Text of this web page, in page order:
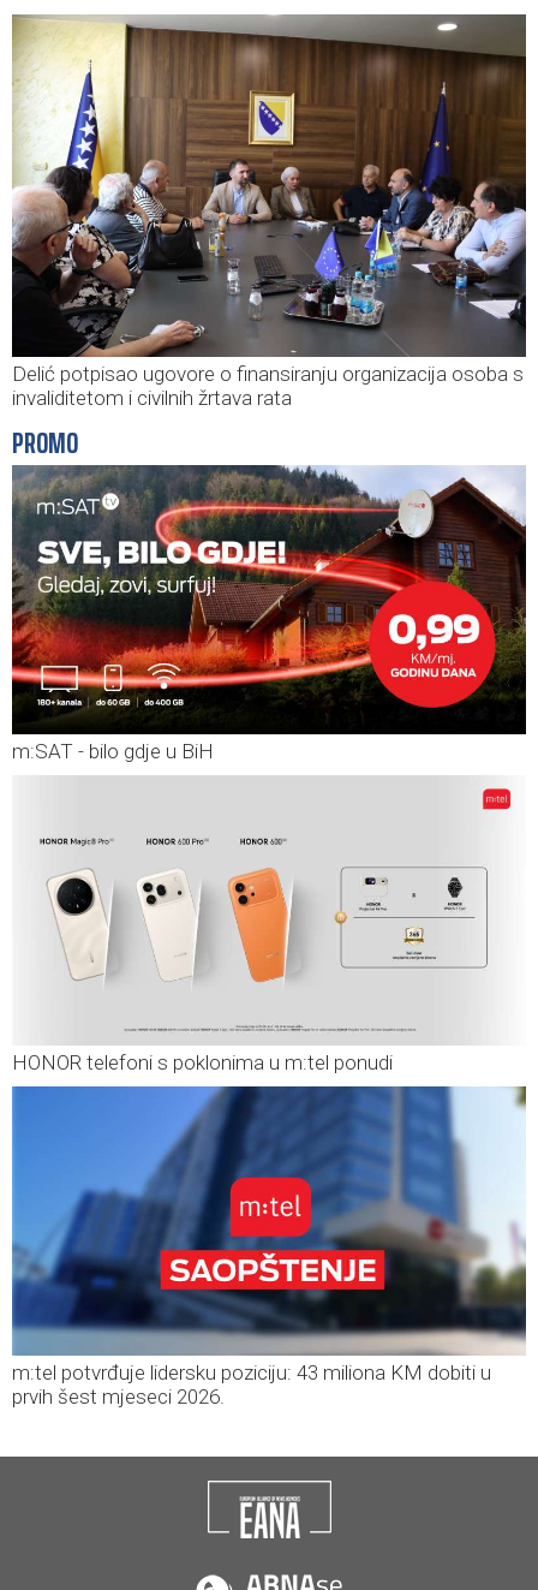
Delić potpisao ugovore o finansiranju organizacija osoba s
invaliditetom i civilnih žrtava rata
PROMO
m:SAT - bilo gdje u BiH
HONOR telefoni s poklonima u m:tel ponudi
m:tel potvrđuje lidersku poziciju: 43 miliona KM dobiti u
prvih šest mjeseci 2026.